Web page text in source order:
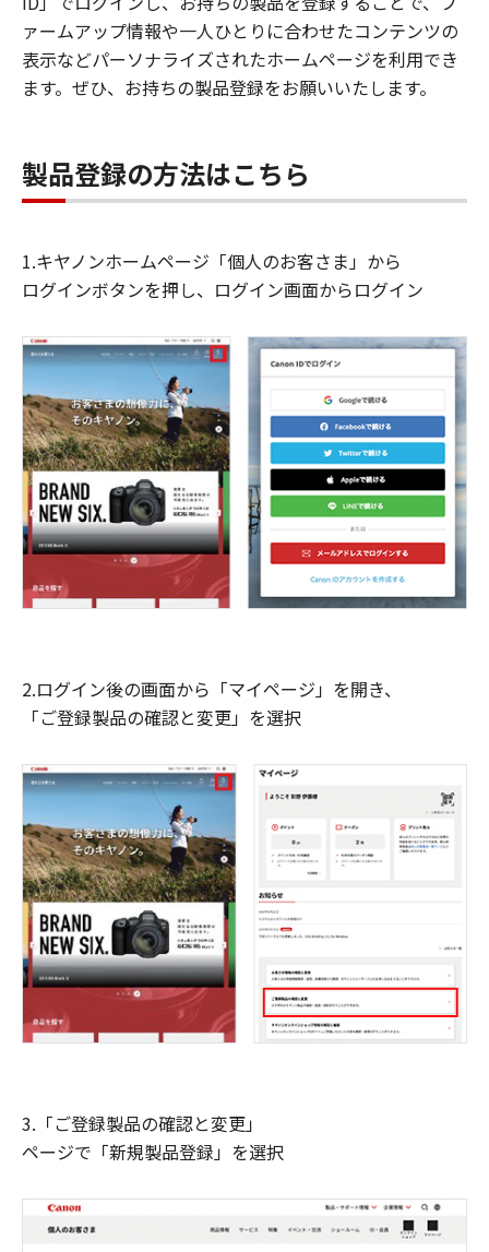
ァームアップ情報や一人ひとりに合わせたコンテンツの
表示などパーソナライズされたホームページを利用でき
ます。ぜひ、お持ちの製品登録をお願いいたします。
製品登録の方法はこちら
1.キヤノンホームページ「個人のお客さま」から
ログインボタンを押し、ログイン画面からログイン
2.ログイン後の画面から「マイページ」を開き、
「ご登録製品の確認と変更」を選択
3.「ご登録製品の確認と変更」
ページで「新規製品登録」を選択